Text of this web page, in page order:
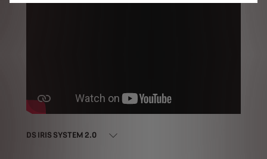
DS IRIS SYSTEM 2.0